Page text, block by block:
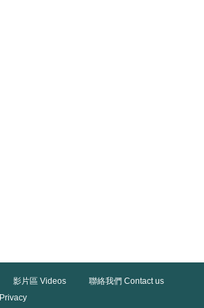
影片區 Videos
聯絡我們 Contact us
Privacy